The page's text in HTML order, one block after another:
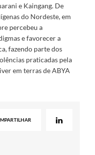
e Kaingang. De
do Nordeste, em
percebeu a
e favorecer a
fazendo parte dos
praticadas pela
em terras de ABYA